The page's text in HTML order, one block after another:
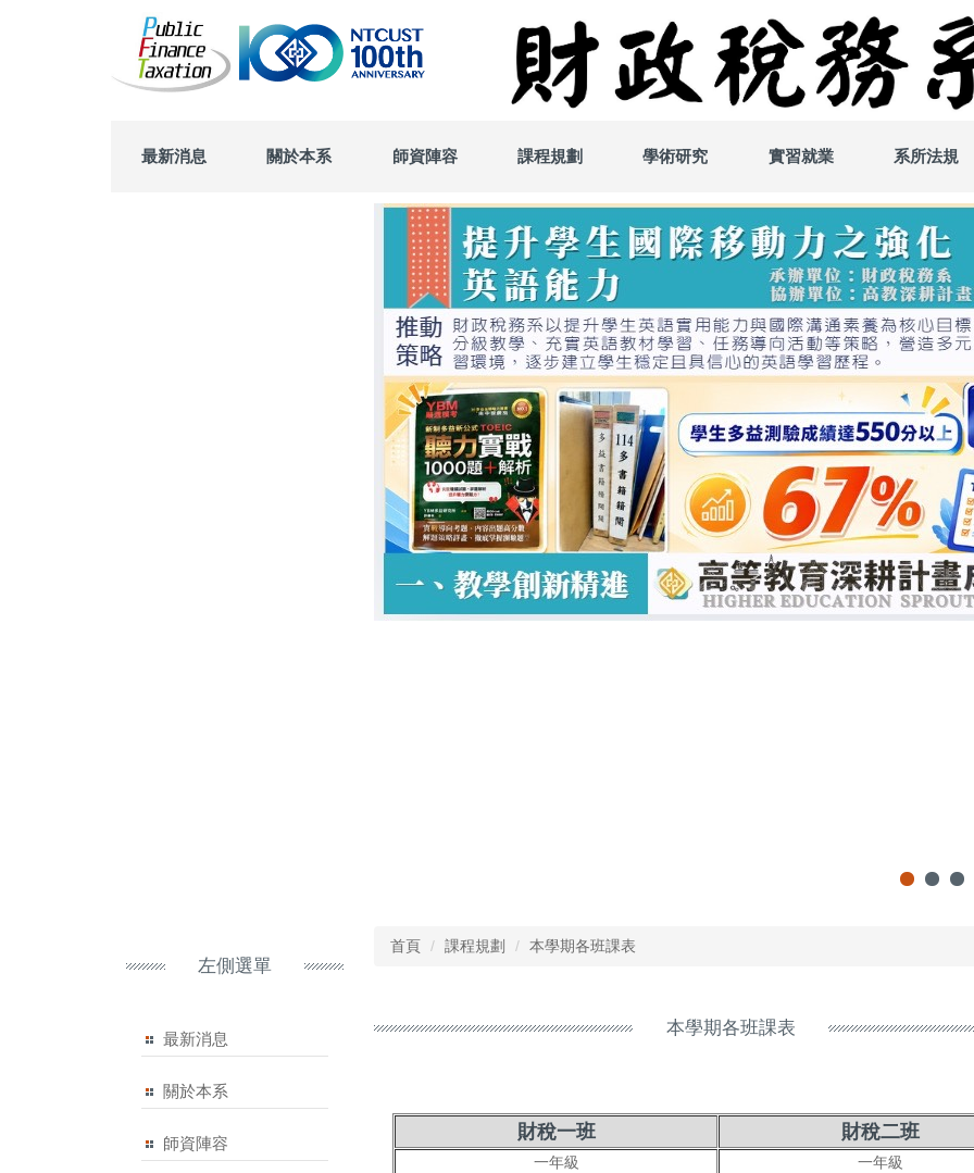
最新消息 關於本系 師資陣容 課程規劃 學術研究 實習就業 系所法規
左側選單
最新消息
關於本系
師資陣容
首頁 課程規劃 本學期各班課表
本學期各班課表
財稅一班 財稅二班
一年級
一年級